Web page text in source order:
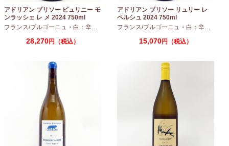
アドリアン ブリソー ピュリニー モ
ンラッシェ レ メ 2024 750ml
フランス/ブルゴーニュ ・ 白：辛口 シャルドネ
28,270円（税込）
アドリアン ブリソー リュリー レ
ペルシュ 2024 750ml
フランス/ブルゴーニュ ・ 白：辛口
15,070円（税込）